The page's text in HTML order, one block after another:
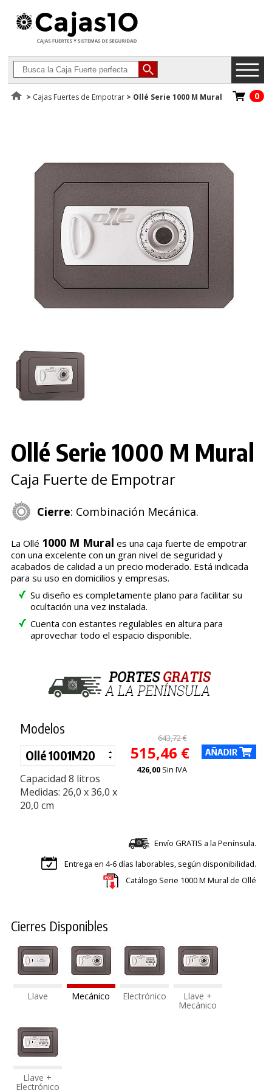
> Cajas Fuertes de Empotrar > Ollé Serie 1000 M Mural 0
Ollé Serie 1000 M Mural
Caja Fuerte de Empotrar
Cierre: Combinación Mecánica.
La Ollé 1000 M Mural es una caja fuerte de empotrar
con una excelente con un gran nivel de seguridad y
acabados de calidad a un precio moderado. Está indicada
para su uso en domicilios y empresas.
Su diseño es completamente plano para facilitar su
ocultación una vez instalada.
Cuenta con estantes regulables en altura para
aprovechar todo el espacio disponible.
Modelos
Capacidad 8 litros
Medidas: 26,0 x 36,0 x
20,0 cm
643,72 €
515,46 €
426,00 Sin IVA
Envío GRATIS a la Península.
Entrega en 4-6 días laborables, según disponibilidad.
Catálogo Serie 1000 M Mural de Ollé
Cierres Disponibles
Llave Mecánico Electrónico Llave +
Mecánico
Llave +
Electrónico